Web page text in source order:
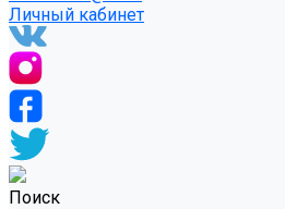
Личный кабинет
Поиск